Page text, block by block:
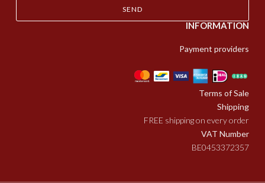
SEND
INFORMATION
Payment providers
Terms of Sale
Shipping
FREE shipping on every order
VAT Number
BE0453372357